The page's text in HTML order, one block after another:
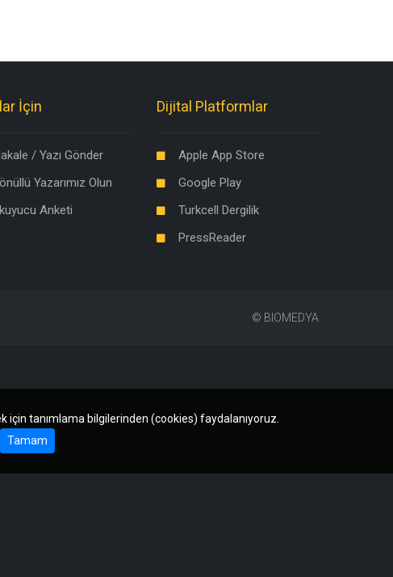
tanımlama bilgilerinden (cookies) faydalanıyoruz.
Tamam
İçin
/ Yazı Gönder
Yazarımız Olun
Anketi
Dijital Platformlar
Apple App Store
Google Play
Turkcell Dergilik
PressReader
© BIOMEDYA